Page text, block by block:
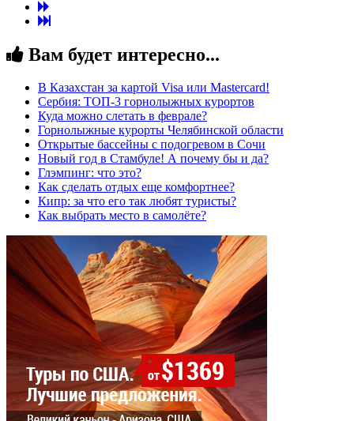
Вам будет интересно...
В Казахстан за картой Visa или Masterсard!
Сербия: ТОП-3 горнолыжных курортов
Куда можно слетать в феврале?
Горнолыжные курорты Челябинской области
Открытые бассейны с подогревом в Сочи
Новый год в Стамбуле! А почему бы и да?
Глэмпинг: что это?
Как сделать отдых еще комфортнее?
Кипр: за что его так любят туристы?
Как выбрать место в самолёте?